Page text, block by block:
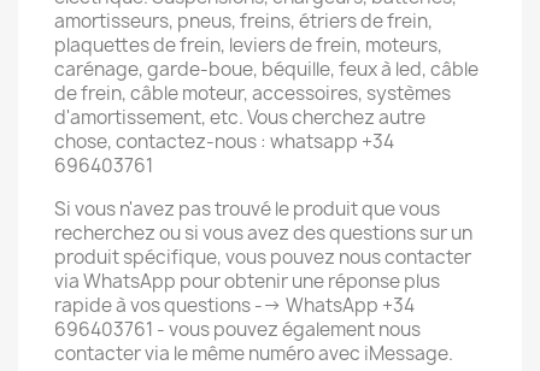
amortisseurs, pneus, freins, étriers de frein,
plaquettes de frein, leviers de frein, moteurs,
carénage, garde-boue, béquille, feux à led, câble
de frein, câble moteur, accessoires, systèmes
d'amortissement, etc. Vous cherchez autre
chose, contactez-nous : whatsapp +34
696403761
Si vous n'avez pas trouvé le produit que vous
recherchez ou si vous avez des questions sur un
produit spécifique, vous pouvez nous contacter
via WhatsApp pour obtenir une réponse plus
rapide à vos questions --> WhatsApp +34
696403761 - vous pouvez également nous
contacter via le même numéro avec iMessage.